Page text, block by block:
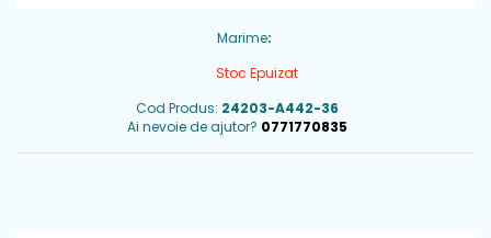
Marime:
Stoc Epuizat
Cod Produs: 24203-A442-36
Ai nevoie de ajutor? 0771770835